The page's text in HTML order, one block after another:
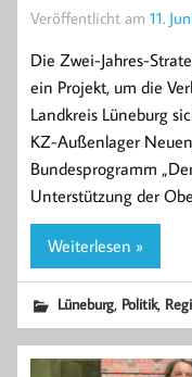
Veröffentlicht am 11.
Die Zwei-Jahres-
ein Projekt, um die
Landkreis Lüneburg
KZ-Außenlager
Bundesprogramm
Unterstützung der
Weiterlesen »
Lüneburg, Politik,